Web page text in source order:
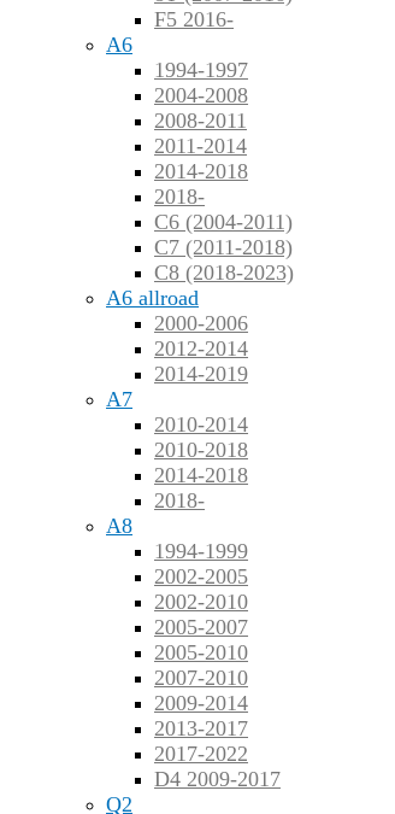
F5 2016-
A6
1994-1997
2004-2008
2008-2011
2011-2014
2014-2018
2018-
C6 (2004-2011)
C7 (2011-2018)
C8 (2018-2023)
A6 allroad
2000-2006
2012-2014
2014-2019
A7
2010-2014
2010-2018
2014-2018
2018-
A8
1994-1999
2002-2005
2002-2010
2005-2007
2005-2010
2007-2010
2009-2014
2013-2017
2017-2022
D4 2009-2017
Q2